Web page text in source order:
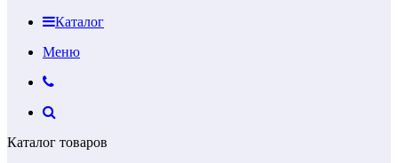
Каталог
Меню
Каталог товаров